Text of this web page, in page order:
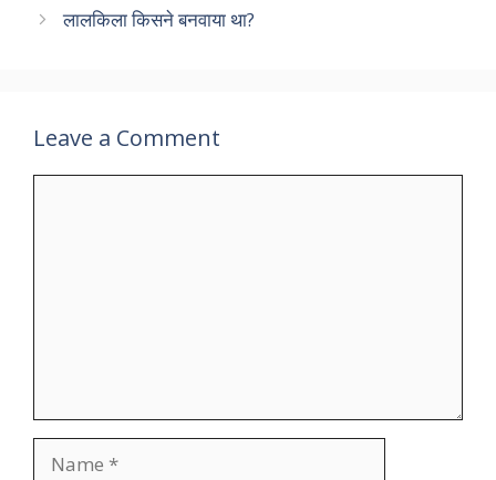
लालकिला किसने बनवाया था?
Leave a Comment